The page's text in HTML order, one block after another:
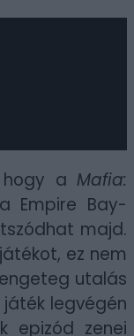
a Mafia:
Empire Bay-
majd.
ez nem
utalás
legvégén
epizód zenei